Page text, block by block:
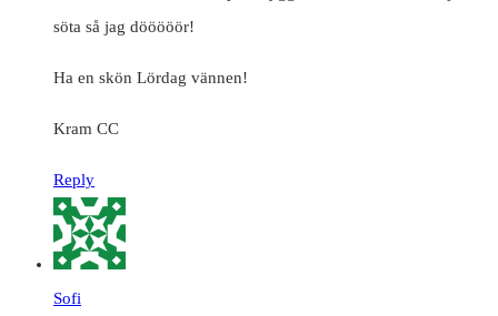
söta så jag dööööör!
Ha en skön Lördag vännen!
Kram CC
Reply
Sofi